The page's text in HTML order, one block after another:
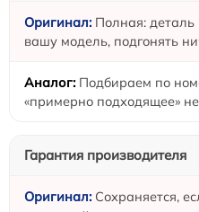
Полная:
вашу модель, подгонять
Подбираем по
«примерно подходящее»
Гарантия производителя
Сохраняется,